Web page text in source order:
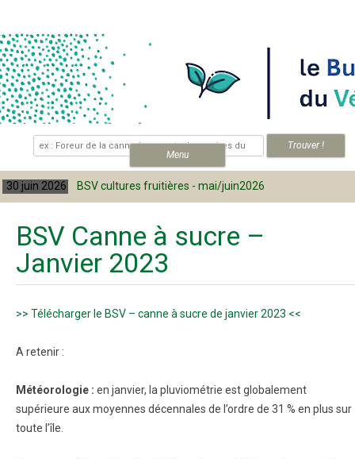
Menu
.
juin 2026 BSV cultures fruitières - mai/juin2026
BSV Canne à sucre –
Janvier 2023
>> Télécharger le BSV – canne à sucre de janvier 2023 <<
A retenir :
Météorologie : en janvier, la pluviométrie est globalement
supérieure aux moyennes décennales de l’ordre de 31 % en plus sur
toute l’île.